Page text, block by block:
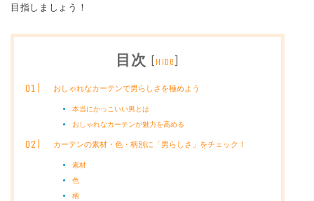
目指しましょう！
目次 [hide]
おしゃれなカーテンで男らしさを極めよう
本当にかっこいい男とは
おしゃれなカーテンが魅力を高める
カーテンの素材・色・柄別に「男らしさ」をチェック！
素材
色
柄